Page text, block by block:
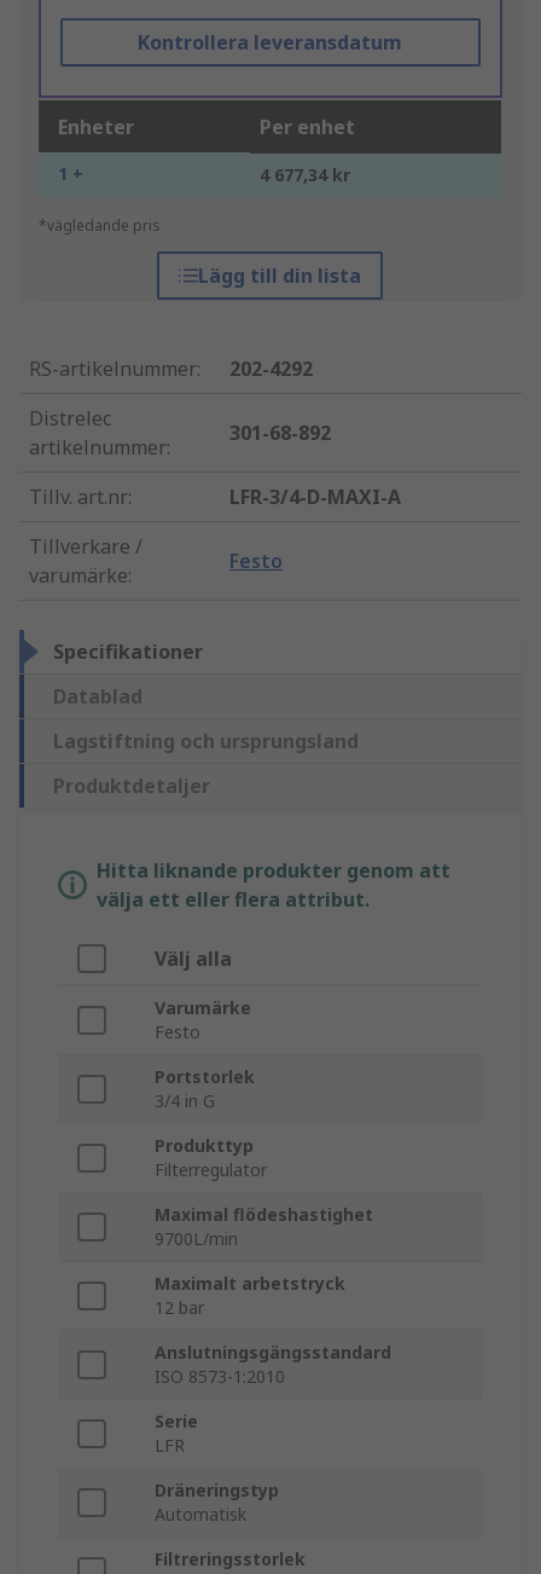
Kontrollera leveransdatum
Enheter Per enhet
1 + 4 677,34 kr
*vägledande pris
Lägg till din lista
RS-artikelnummer:
202-4292
Distrelec
artikelnummer:
301-68-892
Tillv. art.nr:
LFR-3/4-D-MAXI-A
Tillverkare /
varumärke:
Festo
Specifikationer
Datablad
Lagstiftning och ursprungsland
Produktdetaljer
Hitta liknande produkter genom att
välja ett eller flera attribut.
Välj alla
Varumärke
Festo
Portstorlek
3/4 in G
Produkttyp
Filterregulator
Maximal flödeshastighet
9700L/min
Maximalt arbetstryck
12 bar
Anslutningsgängsstandard
ISO 8573-1:2010
Serie
LFR
Dräneringstyp
Automatisk
Filtreringsstorlek